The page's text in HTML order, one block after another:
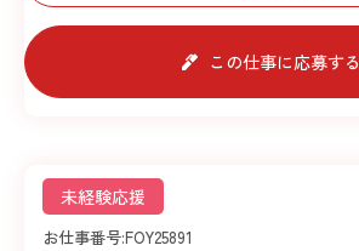
この仕事に応募する
未経験応援
お仕事番号:FOY25891